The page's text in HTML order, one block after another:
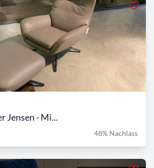
Jensen - Mi...
48% Nachlass